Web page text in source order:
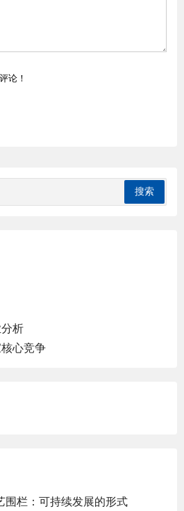
论！
析
心竞争
围栏：可持续发展的形式